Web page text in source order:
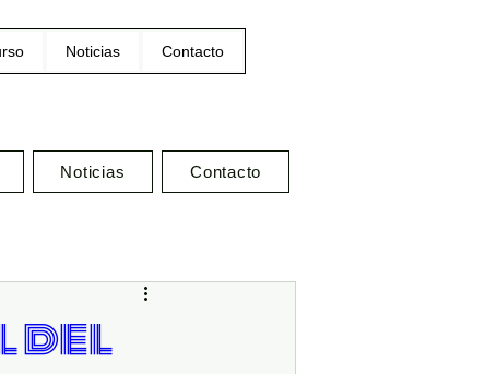
Noticias Contacto
del
Noticias Contacto